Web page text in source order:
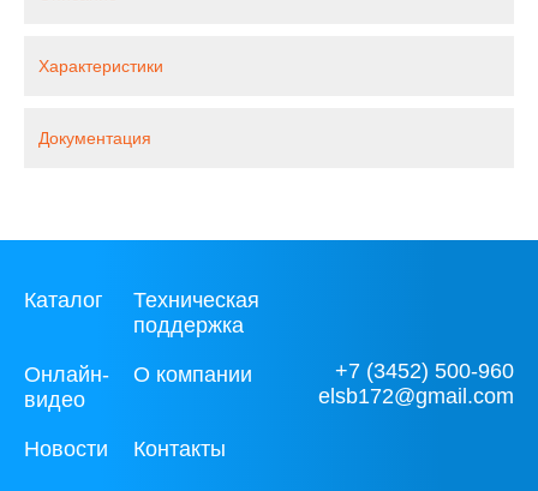
Характеристики
Документация
Каталог
Техническая
поддержка
Онлайн-
видео
О компании
Новости Контакты
+7 (3452) 500-960
elsb172@gmail.com